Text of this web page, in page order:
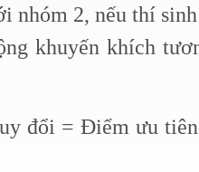
nhóm 2, nếu thí
khuyến khích
đổi = Điểm ưu